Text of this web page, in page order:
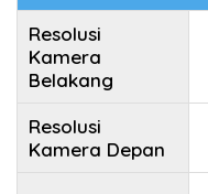
Resolusi
Kamera
Belakang
Resolusi
Kamera Depan